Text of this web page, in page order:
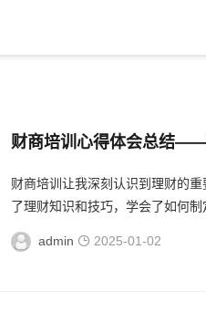
财商培训心得体会总结——
财商培训让我深刻认识到理财的
了理财知识和技巧，学会了如何
心，相信通过持续学习和实践，
admin
2025-01-02